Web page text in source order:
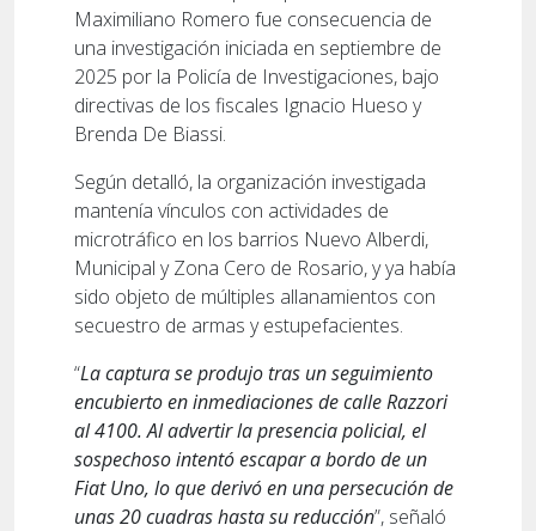
Maximiliano Romero fue consecuencia de
una investigación iniciada en septiembre de
2025 por la Policía de Investigaciones, bajo
directivas de los fiscales Ignacio Hueso y
Brenda De Biassi.
Según detalló, la organización investigada
mantenía vínculos con actividades de
microtráfico en los barrios Nuevo Alberdi,
Municipal y Zona Cero de Rosario, y ya había
sido objeto de múltiples allanamientos con
secuestro de armas y estupefacientes.
“La captura se produjo tras un seguimiento
encubierto en inmediaciones de calle Razzori
al 4100. Al advertir la presencia policial, el
sospechoso intentó escapar a bordo de un
Fiat Uno, lo que derivó en una persecución de
unas 20 cuadras hasta su reducción”, señaló